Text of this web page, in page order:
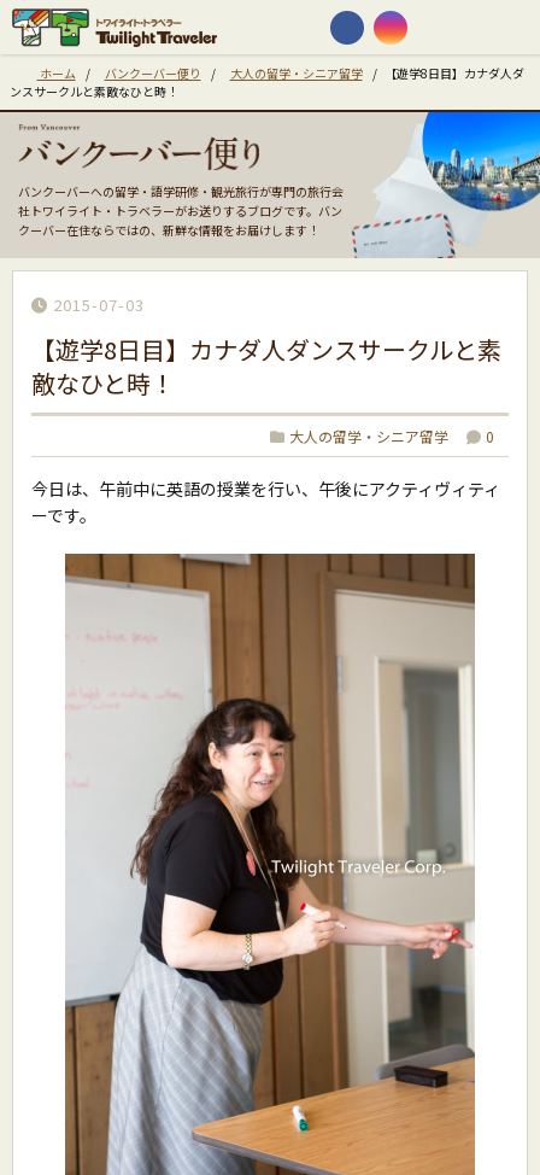
ホーム / バンクーバー便り / 大人の留学・シニア留学 /
【遊学8日目】カナダ人ダ
ンスサークルと素敵なひと時！
バンクーバーへの留学・語学研修・観光旅行が専門の旅行会
社トワイライト・トラベラーがお送りするブログです。バン
クーバー在住ならではの、新鮮な情報をお届けします！
2015-07-03
【遊学8日目】カナダ人ダンスサークルと素
敵なひと時！
大人の留学・シニア留学 0
今日は、午前中に英語の授業を行い、午後にアクティヴィティ
ーです。